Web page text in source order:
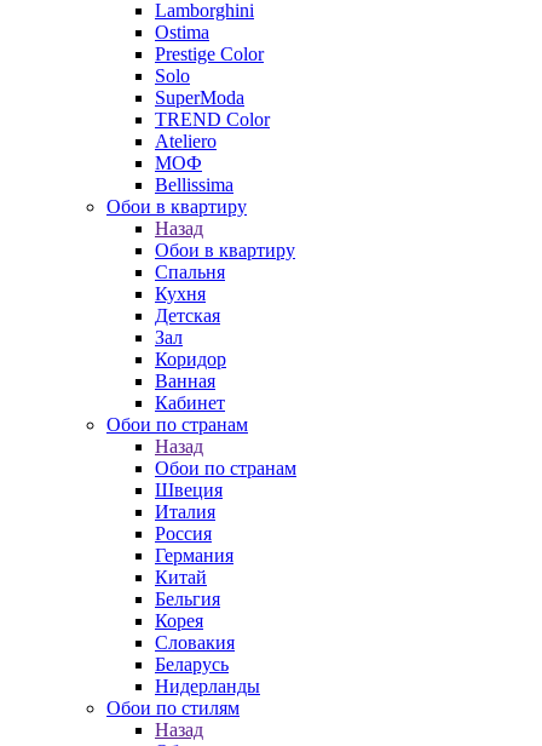
Lamborghini
Ostima
Prestige Color
Solo
SuperModa
TREND Color
Ateliero
МОФ
Bellissima
Обои в квартиру
Назад
Обои в квартиру
Спальня
Кухня
Детская
Зал
Коридор
Ванная
Кабинет
Обои по странам
Назад
Обои по странам
Швеция
Италия
Россия
Германия
Китай
Бельгия
Корея
Словакия
Беларусь
Нидерланды
Обои по стилям
Назад